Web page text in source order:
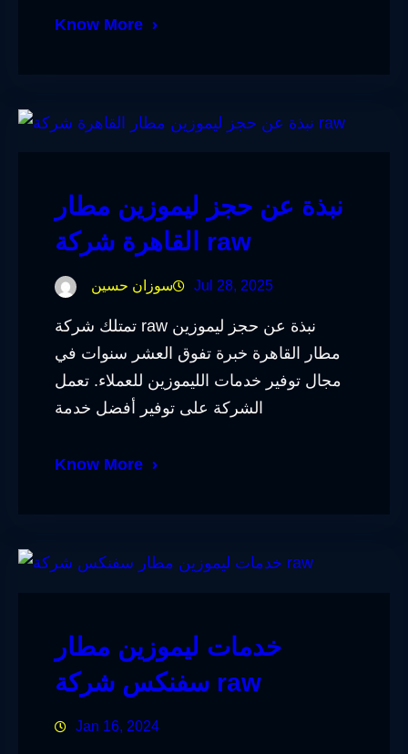
Know More
نبذة عن حجز ليموزين مطار
القاهرة شركة raw
سوزان حسين Jul 28, 2025
تمتلك شركة raw نبذة عن حجز ليموزين
مطار القاهرة خبرة تفوق العشر سنوات في
مجال توفير خدمات الليموزين للعملاء. تعمل
الشركة على توفير أفضل خدمة
Know More
خدمات ليموزين مطار
سفنكس شركة raw
Jan 16, 2024